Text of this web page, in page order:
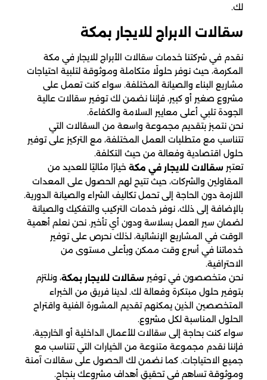
لك.
سقالات الابراج​ للايجار بمكة
نقدم في شركتنا خدمات سقالات الأبراج للايجار في مكة
المكرمة، حيث نوفر حلولًا متكاملة وموثوقة لتلبية احتياجات
مشاريع البناء والصيانة المختلفة. سواء كنت تعمل على
مشروع صغير أو كبير، فإننا نضمن لك توفير سقالات عالية
الجودة تلبي أعلى معايير السلامة والكفاءة.
نحن نتمبز بتقديم مجموعة واسعة من السقالات التي
تتناسب مع متطلبات العمل المختلفة، مع التركيز على توفير
حلول اقتصادية وفعالة من حيث التكلفة.
تعتبر سقالات للايجار في مكة خيارًا مثاليًا للعديد من
المقاولين والشركات، حيث تتيح لهم الحصول على المعدات
اللازمة دون الحاجة إلى تحمل تكاليف الشراء والصيانة الدورية.
بالإضافة إلى ذلك، نوفر خدمات التركيب والتفكيك والصيانة
لضمان سير العمل بسلاسة ودون أي تأخير. نحن نعلم أهمية
الوقت في المشاريع الإنشائية، لذلك نحرص على توفير
خدماتنا في أسرع وقت ممكن وبأعلى مستوى من
الاحترافية.
نحن متخصصون في توفير سقالات للايجار بمكة، ونلتزم
بتوفير حلول مبتكرة وفعالة لك. لدينا فريق من الخبراء
المتخصصين الذين يمكنهم تقديم المشورة الفنية واقتراح
الحلول المناسبة لكل مشروع.
سواء كنت بحاجة إلى سقالات للأعمال الداخلية أو الخارجية،
فإننا نقدم مجموعة متنوعة من الخيارات التي تتناسب مع
جميع الاحتياجات. كما نضمن لك الحصول على سقالات آمنة
وموثوقة تساهم في تحقيق أهداف مشروعك بنجاح.